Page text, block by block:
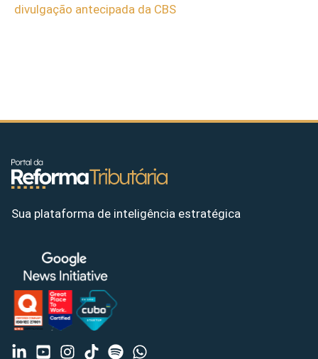
divulgação antecipada da CBS
Sua plataforma de inteligência estratégica